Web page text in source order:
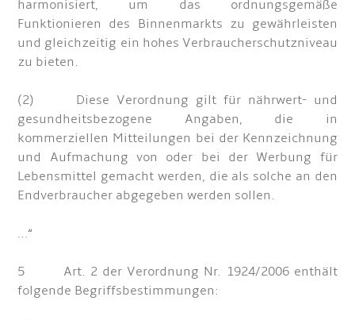
harmonisiert, um das ordnungsgemäße
Funktionieren des Binnenmarkts zu gewährleisten
und gleichzeitig ein hohes Verbraucherschutzniveau
zu bieten.
(2) Diese Verordnung gilt für nährwert- und
gesundheitsbezogene Angaben, die in
kommerziellen Mitteilungen bei der Kennzeichnung
und Aufmachung von oder bei der Werbung für
Lebensmittel gemacht werden, die als solche an den
Endverbraucher abgegeben werden sollen.
…“
5 Art. 2 der Verordnung Nr. 1924/2006 enthält
folgende Begriffsbestimmungen: